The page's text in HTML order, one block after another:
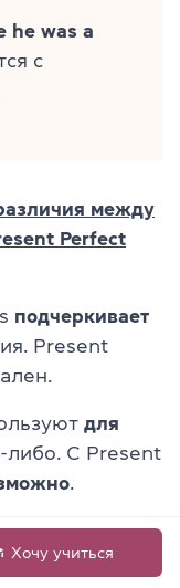
he was a
с
между
Perfect
подчеркивает
Present
для
либо. С Present
.
фокусируется
как Present
Хочу учиться